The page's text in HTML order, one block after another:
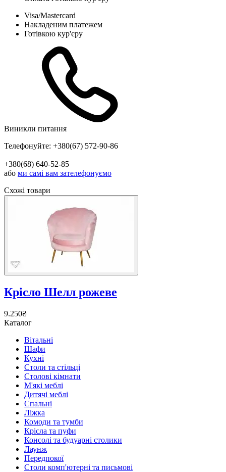
Visa/Mastercard
Накладеним платежем
Готівкою кур'єру
Виникли питання
Телефонуйте: +380(67) 572-90-86
+380(68) 640-52-85
або ми самі вам зателефонуємо
Схожі товари
Крісло Шелл рожеве
9.250₴
Каталог
Вітальні
Шафи
Кухнi
Столи та стільці
Столовi кiмнати
М'які меблі
Дитячi меблi
Спальнi
Ліжка
Комоди та тумби
Крісла та пуфи
Консолi та будуарнi столики
Лаунж
Передпокої
Столи комп'ютерні та письмові